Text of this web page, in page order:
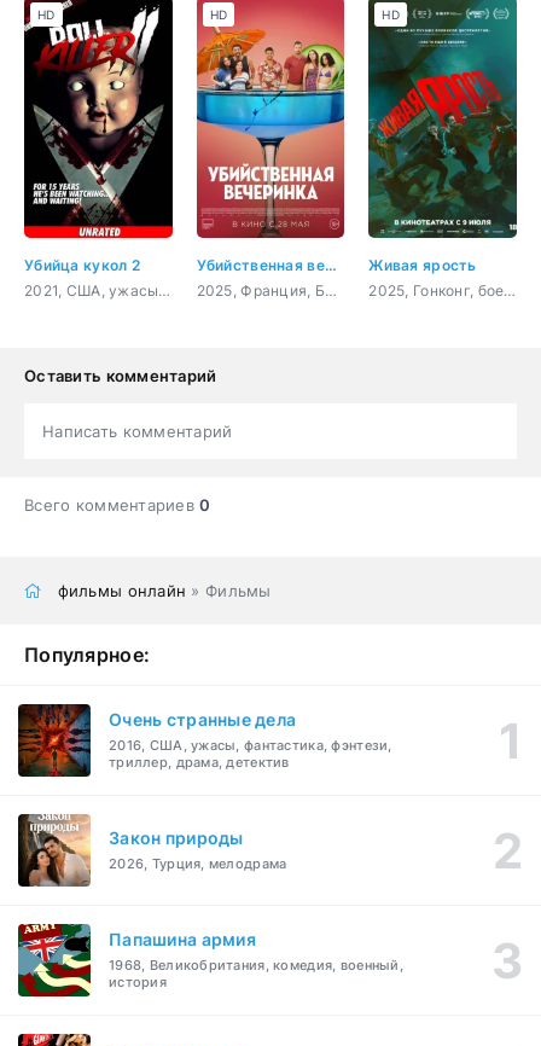
Убийца кукол 2
2021, США, ужасы, триллер, драма
HD
Убийственная вечеринка
2025, Франция, Бельгия, комедия
HD
Живая ярость
2025, Гонконг, боевик, криминал
HD
Оставить комментарий
Написать комментарий
Всего комментариев0
фильмы онлайн » Фильмы
Популярное:
Очень странные дела
2016, США, ужасы, фантастика, фэнтези,
триллер, драма, детектив
Закон природы
2026, Турция, мелодрама
Папашина армия
1968, Великобритания, комедия, военный,
история